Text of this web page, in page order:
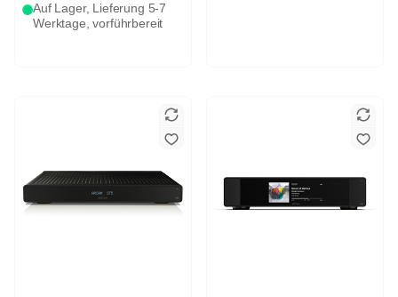
Auf Lager, Lieferung 5-7
Werktage, vorführbereit